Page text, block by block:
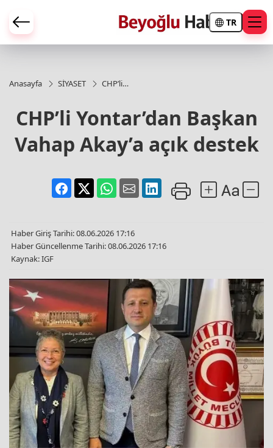
TR
Anasayfa SİYASET
CHP’li
Vahap
Akay’a açık
destek
CHP’li Yontar’dan Başkan
Vahap Akay’a açık destek
Haber Giriş Tarihi: 08.06.2026 17:16
Haber Güncellenme Tarihi: 08.06.2026 17:16
Kaynak: IGF